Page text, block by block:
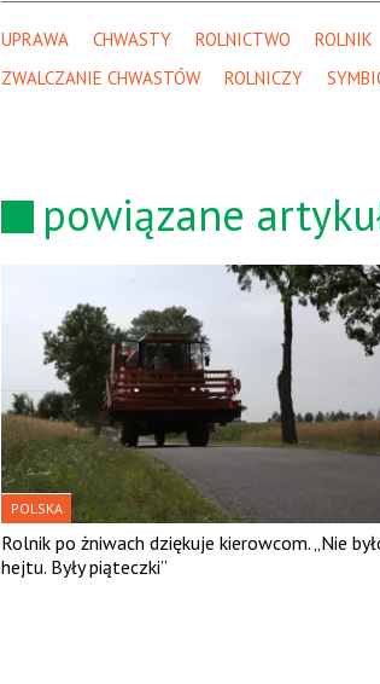
UPRAWA CHWASTY ROLNICTWO ROLNIK
ZWALCZANIE CHWASTÓW
ROLNICZY
powiązane
POLSKA
Rolnik po żniwach dziękuje kierowcom. „Nie
hejtu. Były piąteczki”